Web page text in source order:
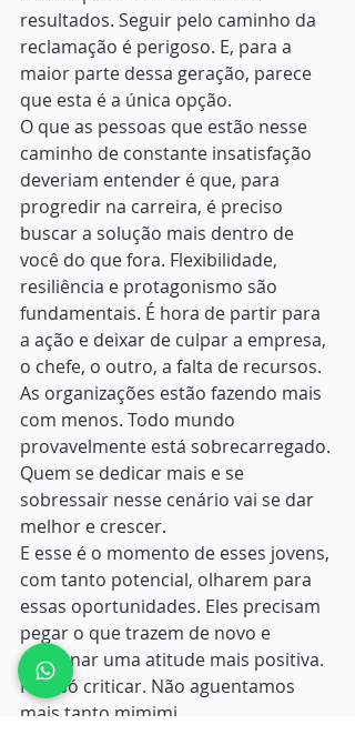
resultados. Seguir pelo caminho da
reclamação é perigoso. E, para a
maior parte dessa geração, parece
que esta é a única opção.
O que as pessoas que estão nesse
caminho de constante insatisfação
deveriam entender é que, para
progredir na carreira, é preciso
buscar a solução mais dentro de
você do que fora. Flexibilidade,
resiliência e protagonismo são
fundamentais. É hora de partir para
a ação e deixar de culpar a empresa,
o chefe, o outro, a falta de recursos.
As organizações estão fazendo mais
com menos. Todo mundo
provavelmente está sobrecarregado.
Quem se dedicar mais e se
sobressair nesse cenário vai se dar
melhor e crescer.
E esse é o momento de esses jovens,
com tanto potencial, olharem para
essas oportunidades. Eles precisam
pegar o que trazem de novo e
adicionar uma atitude mais positiva.
Não só criticar. Não aguentamos
mais tanto mimimi.